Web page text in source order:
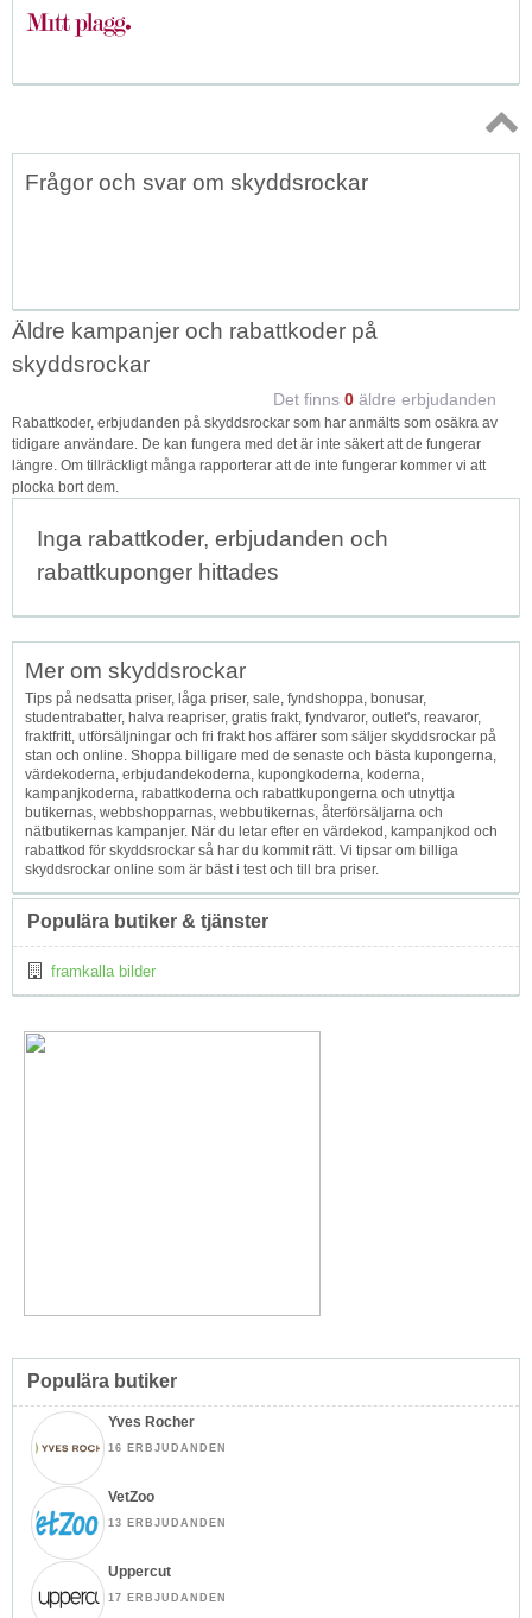
Topp
Frågor och svar om skyddsrockar
Äldre kampanjer och rabattkoder på
skyddsrockar
Det finns 0 äldre erbjudanden
Rabattkoder, erbjudanden på skyddsrockar som har anmälts som osäkra av
tidigare användare. De kan fungera med det är inte säkert att de fungerar
längre. Om tillräckligt många rapporterar att de inte fungerar kommer vi att
plocka bort dem.
Inga rabattkoder, erbjudanden och
rabattkuponger hittades
Mer om skyddsrockar
Tips på nedsatta priser, låga priser, sale, fyndshoppa, bonusar,
studentrabatter, halva reapriser, gratis frakt, fyndvaror, outlet's, reavaror,
fraktfritt, utförsäljningar och fri frakt hos affärer som säljer skyddsrockar på
stan och online. Shoppa billigare med de senaste och bästa kupongerna,
värdekoderna, erbjudandekoderna, kupongkoderna, koderna,
kampanjkoderna, rabattkoderna och rabattkupongerna och utnyttja
butikernas, webbshopparnas, webbutikernas, återförsäljarna och
nätbutikernas kampanjer. När du letar efter en värdekod, kampanjkod och
rabattkod för skyddsrockar så har du kommit rätt. Vi tipsar om billiga
skyddsrockar online som är bäst i test och till bra priser.
Populära butiker & tjänster
framkalla bilder
Populära butiker
Yves Rocher
16 ERBJUDANDEN
VetZoo
13 ERBJUDANDEN
Uppercut
17 ERBJUDANDEN